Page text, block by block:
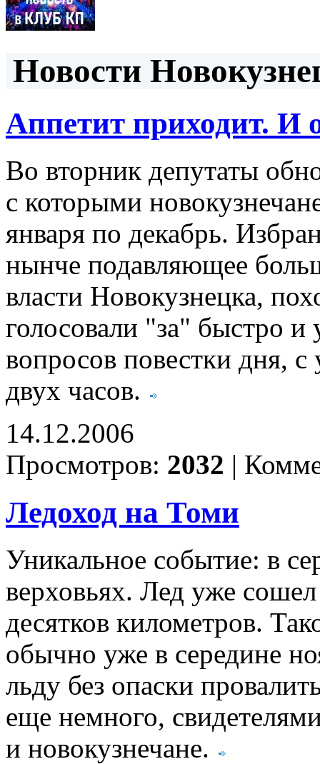
Новости
Аппетит приходит. И
Во вторник депутаты
с которыми
января по декабрь.
нынче подавляющее
власти Новокузнецка,
голосовали "за" быстро
вопросов повестки дня,
двух часов.
14.12.2006
Просмотров: 2032 |
Ледоход на Томи
Уникальное событие: в
верховьях. Лед уже
десятков километров.
обычно уже в середине
льду без опаски
еще немного,
и новокузнечане.